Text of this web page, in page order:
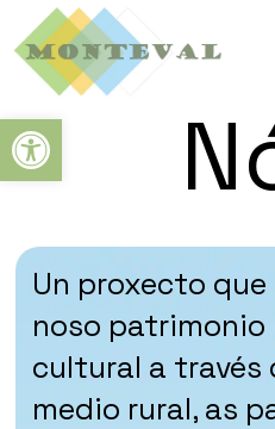
Abrir barra de herramientas
Un proxecto
noso patrimonio
cultural a través
medio rural, as